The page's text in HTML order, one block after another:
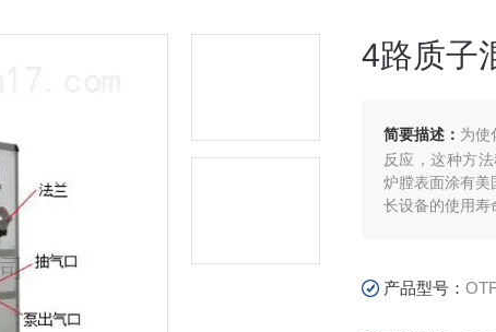
4路质子
简要描述： 为使
反应，这种方
炉膛表面涂有美
长设备的使用寿
产品型号：